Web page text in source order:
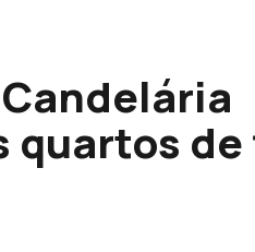
quartos